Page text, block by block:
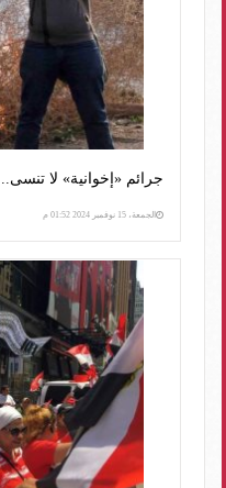
جرائم «إخوانية» لا تنسى..
الجمعة، 15 نوفمبر 2024 01:52 م